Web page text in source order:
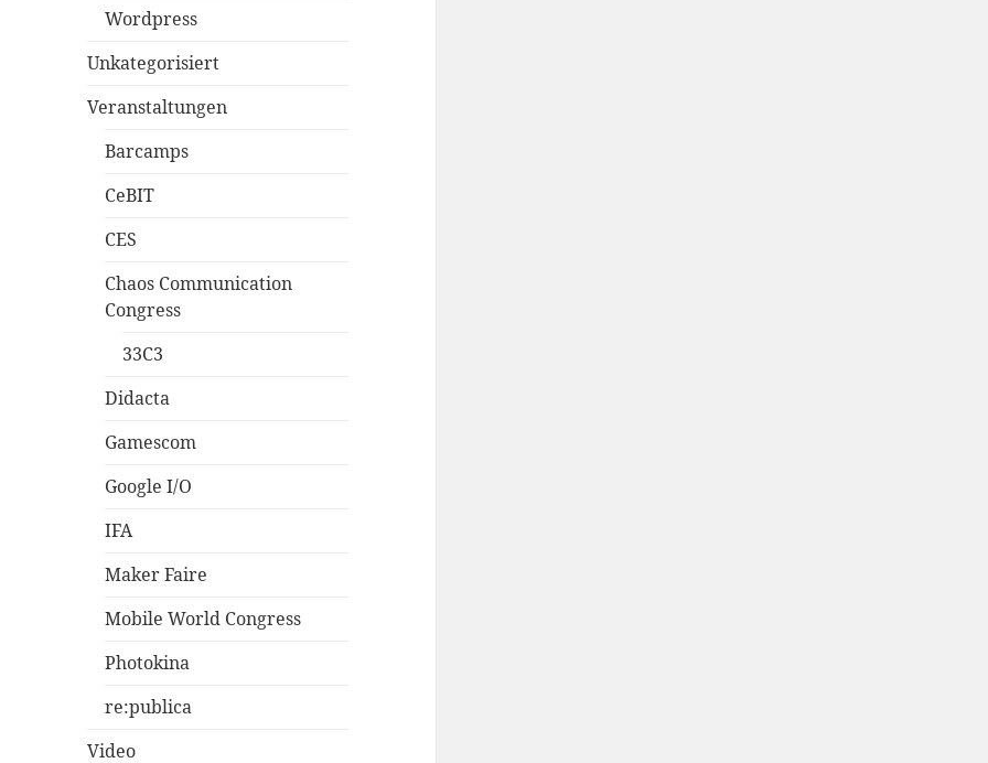
Wordpress
Unkategorisiert
Veranstaltungen
Barcamps
CeBIT
CES
Chaos Communication
Congress
33C3
Didacta
Gamescom
Google I/O
IFA
Maker Faire
Mobile World Congress
Photokina
re:publica
Video